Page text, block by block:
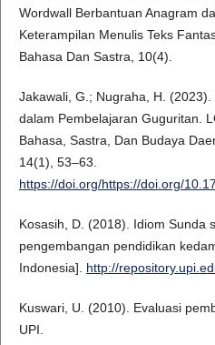
Wordwall Berbantuan Anagram
Keterampilan Menulis Teks
Bahasa Dan Sastra, 10(4).
Jakawali, G.; Nugraha, H.
dalam Pembelajaran Guguritan.
Bahasa, Sastra, Dan Budaya
14(1), 53–63.
https://doi.org/https://doi.org/
Kosasih, D. (2018). Idiom Sunda
pengembangan pendidikan
Indonesia]. http://
Kuswari, U. (2010). Evaluasi
UPI.